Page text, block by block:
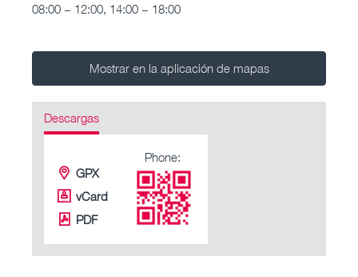
08:00 – 12:00, 14:00 – 18:00
Mostrar en la aplicación de mapas
Descargas
GPX
vCard
PDF
Phone: